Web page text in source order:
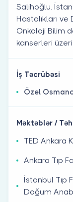
Salihoğlu.
Hastalıkları
Onkoloji Bilim
kanserleri
İş Təcrübəsi
Özel
Məktəblər /
TED Ankara
Ankara Tıp
İstanbul Tıp
Doğum